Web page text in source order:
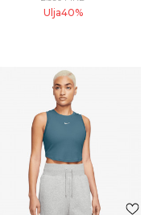
Ulja40%